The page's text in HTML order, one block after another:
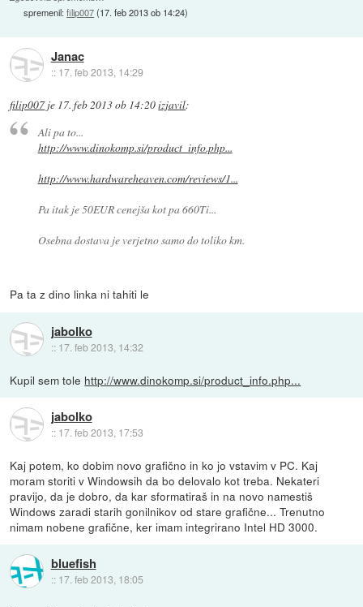
spremenil:filip007(17. feb 2013 ob 14:24)
Janac
:: 17. feb 2013, 14:29
filip007 je 17. feb 2013 ob 14:20izjavil:
Ali pa to...
http://www.dinokomp.si/product_info.php...
http://www.hardwareheaven.com/reviews/1...
Pa itak je 50EUR cenejša kot pa 660Ti...
Osebna dostava je verjetno samo do toliko km.
Pa ta z dino linka ni tahiti le
jabolko
:: 17. feb 2013, 14:32
Kupil sem tole http://www.dinokomp.si/product_info.php...
jabolko
:: 17. feb 2013, 17:53
Kaj potem, ko dobim novo grafično in ko jo vstavim v PC. Kaj
moram storiti v Windowsih da bo delovalo kot treba. Nekateri
pravijo, da je dobro, da kar sformatiraš in na novo namestiš
Windows zaradi starih gonilnikov od stare grafične... Trenutno
nimam nobene grafične, ker imam integrirano Intel HD 3000.
bluefish
:: 17. feb 2013, 18:05